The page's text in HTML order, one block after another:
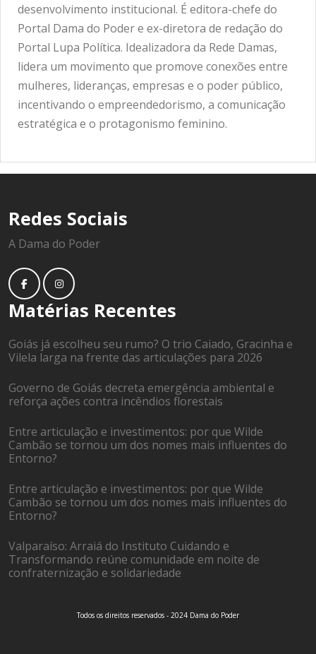
desenvolvimento institucional. É editora-chefe do
Portal Dama do Poder e ex-diretora de redação do
Portal Lupa Política. Idealizadora da Rede Damas,
lidera um movimento que promove conexões entre
mulheres, lideranças, empresas e o poder público,
incentivando o empreendedorismo, a comunicação
estratégica e o protagonismo feminino.
Redes Sociais
A Dama do Poder
Matérias Recentes
Goiás já escolheu seu rumo? O trio Caiado, Gracinha e
Vilela larga na frente das articulações para 2026
Governo de Goiás decreta emergência ambiental e
reforça ações contra incêndios florestais
Entre articulação e investimentos: por que Wilde
Cambão se tornou um dos nomes mais influentes do
Entorno?
Entre articulação e investimentos: por que Wilde
Cambão se tornou um dos nomes mais influentes do
Entorno?
Valparaíso: Arraiá do Instituto Cuidando e
Transformando reúne comunidade em noite de
confraternização e solidariedade
Todos os direitos reservados - 2024 Dama do Poder